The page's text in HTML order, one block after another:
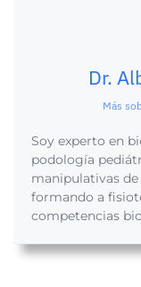
Dr.
Más
Soy experto en
podología
manipulativas
formando a
competencias